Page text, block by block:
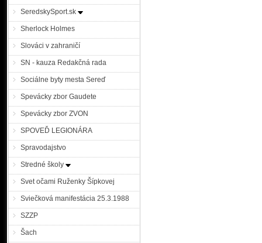
SeredskySport.sk
Sherlock Holmes
Slováci v zahraničí
SN - kauza Redakčná rada
Sociálne byty mesta Sereď
Spevácky zbor Gaudete
Spevácky zbor ZVON
SPOVEĎ LEGIONÁRA
Spravodajstvo
Stredné školy
Svet očami Ruženky Šípkovej
Sviečková manifestácia 25.3.1988
SZZP
Šach